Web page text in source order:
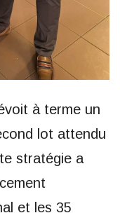
à terme un
lot attendu
stratégie a
et les 35